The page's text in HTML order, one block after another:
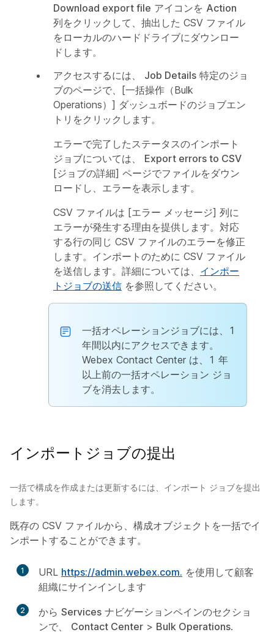
Download export file アイコンを Action
列をクリックして、抽出した CSV ファイル
をローカルのハードドライブにダウンロー
ドします。
アクセスするには、 Job Details 特定のジョ
ブのページで、[一括操作（Bulk
Operations）] ダッシュボードのジョブエン
トリをクリックします。
エラーで完了したステータスのインポート
ジョブについては、 Export errors to CSV
[ジョブの詳細] ページでファイルをダウン
ロードし、エラーを表示します。
CSV ファイルは [エラー メッセージ] 列に
エラーが発生する理由を提供します。対応
する行の同じ CSV ファイルのエラーを修正
します。インポートのために CSV ファイル
を送信します。詳細については、 インポー
トジョブの送信 を参照してください。
一括オペレーションジョブには、1
年間以内にアクセスできます。
Webex Contact Center は、1 年
以上前の一括オペレーション ジョ
ブを消去します。
インポートジョブの提出
一括で構成を作成または更新するには、インポート ジョブを提出
します。
既存の CSV ファイルから、構成オブジェクトを一括でイ
ンポートすることができます。
1 URL https://admin.webex.com. を使用して顧客
組織にサインインします
2 から Services ナビゲーションペインのセクショ
ンで、 Contact Center > Bulk Operations.